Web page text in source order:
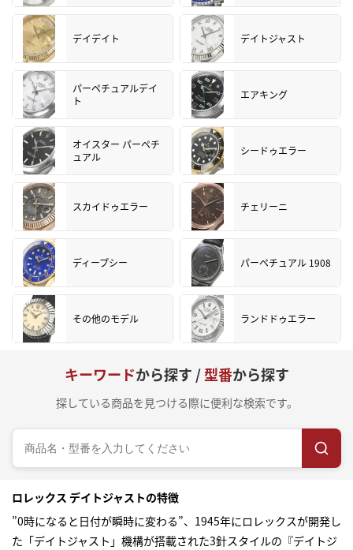
デイデイト デイトジャスト
パーペチュアルデイ
ト
エアキング
オイスター パーペチ
ュアル
シードゥエラー
スカイドゥエラー チェリーニ
ディープシー パーペチュアル 1908
その他のモデル ランドドゥエラー
キーワードから探す /型番から探す
探している商品を見つける際に便利な検索です。
ロレックス デイトジャストの特徴
”0時になると日付が瞬時に変わる”、1945年にロレックスが開発し
た「デイトジャスト」機構が搭載された3針スタイルの『デイトジ